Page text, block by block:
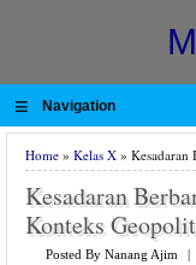
≡ Navigation
Home » Kelas X » Kesadaran
Kesadaran
Konteks
Posted By Nanang Ajim